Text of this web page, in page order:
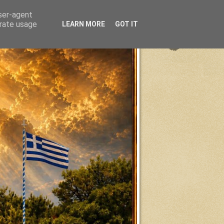
agent
usage
LEARN MORE GOT IT